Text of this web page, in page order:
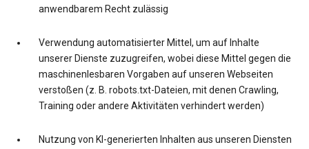
anwendbarem Recht zulässig
Verwendung automatisierter Mittel, um auf Inhalte
unserer Dienste zuzugreifen, wobei diese Mittel gegen die
maschinenlesbaren Vorgaben auf unseren Webseiten
verstoßen (z. B. robots.txt-Dateien, mit denen Crawling,
Training oder andere Aktivitäten verhindert werden)
Nutzung von KI-generierten Inhalten aus unseren Diensten